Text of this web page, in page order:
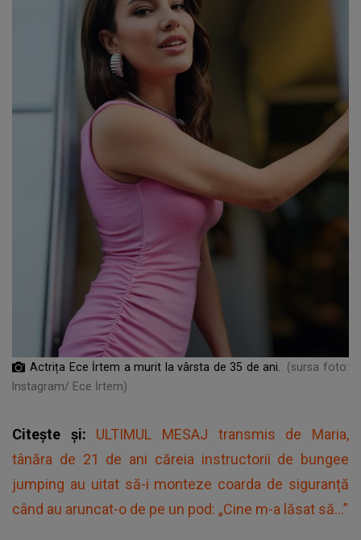
Actrița Ece İrtem a murit la vârsta de 35 de ani.
(sursa foto:
Instagram/ Ece İrtem)
Citește și: ULTIMUL MESAJ transmis de Maria,
tânăra de 21 de ani căreia instructorii de bungee
jumping au uitat să-i monteze coarda de siguranță
când au aruncat-o de pe un pod: „Cine m-a lăsat să...”